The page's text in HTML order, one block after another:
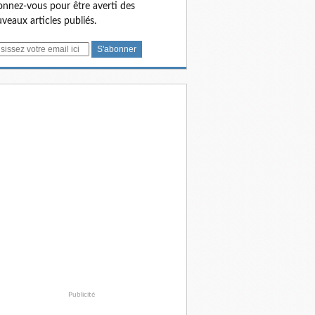
vous pour être averti des
articles publiés.
Publicité